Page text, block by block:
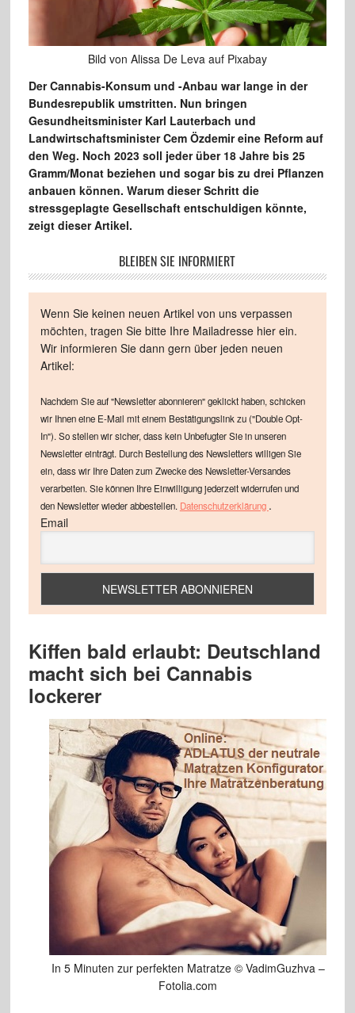
Bild von Alissa De Leva auf Pixabay
Der Cannabis-Konsum und -Anbau war lange in der
Bundesrepublik umstritten. Nun bringen
Gesundheitsminister Karl Lauterbach und
Landwirtschaftsminister Cem Özdemir eine Reform auf
den Weg. Noch 2023 soll jeder über 18 Jahre bis 25
Gramm/Monat beziehen und sogar bis zu drei Pflanzen
anbauen können. Warum dieser Schritt die
stressgeplagte Gesellschaft entschuldigen könnte,
zeigt dieser Artikel.
BLEIBEN SIE INFORMIERT
Wenn Sie keinen neuen Artikel von uns verpassen
möchten, tragen Sie bitte Ihre Mailadresse hier ein.
Wir informieren Sie dann gern über jeden neuen
Artikel:
Nachdem Sie auf "Newsletter abonnieren" geklickt haben, schicken
wir Ihnen eine E-Mail mit einem Bestätigungslink zu ("Double Opt-
In"). So stellen wir sicher, dass kein Unbefugter Sie in unseren
Newsletter einträgt. Durch Bestellung des Newsletters willigen Sie
ein, dass wir Ihre Daten zum Zwecke des Newsletter-Versandes
verarbeiten. Sie können Ihre Einwilligung jederzeit widerrufen und
den Newsletter wieder abbestellen. Datenschutzerklärung .
Email
Kiffen bald erlaubt: Deutschland
macht sich bei Cannabis
lockerer
In 5 Minuten zur perfekten Matratze © VadimGuzhva –
Fotolia.com